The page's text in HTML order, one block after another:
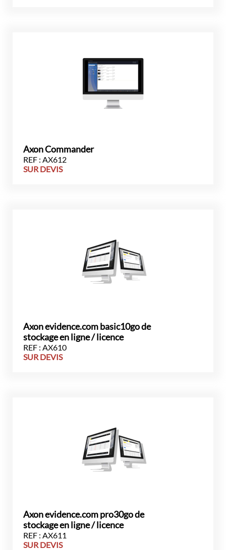
Axon Commander
REF : AX612
SUR DEVIS
Axon evidence.com basic10go de
stockage en ligne / licence
REF : AX610
SUR DEVIS
Axon evidence.com pro30go de
stockage en ligne / licence
REF : AX611
SUR DEVIS